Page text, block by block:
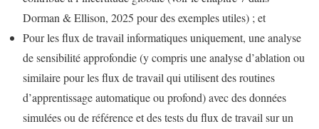
Dorman & Ellison, 2025 pour des exemples utiles) ; et
Pour les flux de travail informatiques uniquement, une analyse
de sensibilité approfondie (y compris une analyse d’ablation ou
similaire pour les flux de travail qui utilisent des routines
d’apprentissage automatique ou profond) avec des données
simulées ou de référence et des tests du flux de travail sur un